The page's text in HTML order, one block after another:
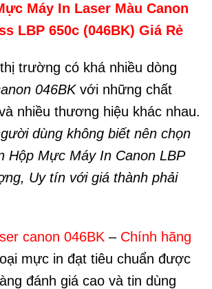
Máy In Laser Màu Canon
LBP 650c (046BK) Giá Rẻ
trường có khá nhiều dòng
046BKvới những chất
nhiều thương hiệu khác nhau.
dùng không biết nên chọn
Hộp Mực Máy In Canon LBP
Uy tín với giá thành phải
canon 046BK –Chính hãng
mực in đạt tiêu chuẩn được
đánh giá cao và tin dùng